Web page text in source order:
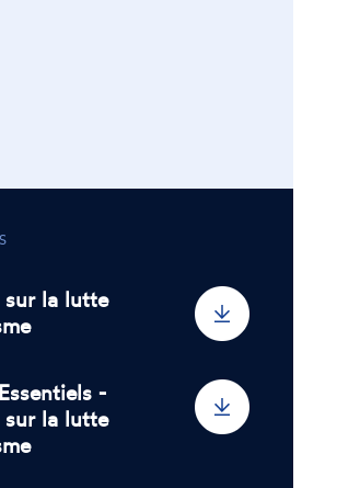
sur la lutte
-
sur la lutte